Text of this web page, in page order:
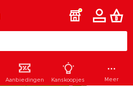
Aanbiedingen Kanskoopjes Meer